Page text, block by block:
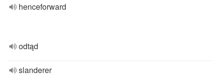
henceforward
odtąd
slanderer